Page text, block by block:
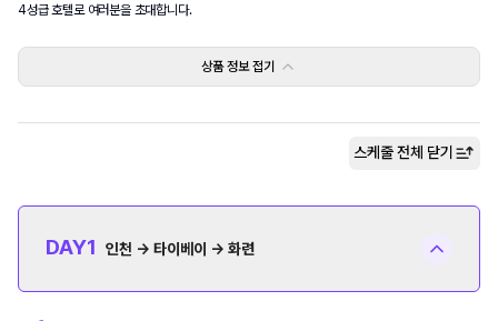
4성급 호텔로 여러분을 초대합니다.
상품 정보접기
스케줄 전체 닫기
DAY1 인천 → 타이베이 → 화련